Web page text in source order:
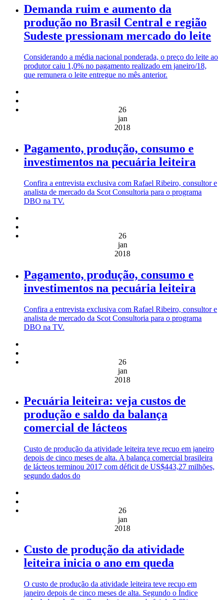
Demanda ruim e aumento da
produção no Brasil Central e região
Sudeste pressionam mercado do leite
Considerando a média nacional ponderada, o preço do leite ao
produtor caiu 1,0% no pagamento realizado em janeiro/18,
que remunera o leite entregue no mês anterior.
26
jan
2018
Pagamento, produção, consumo e
investimentos na pecuária leiteira
Confira a entrevista exclusiva com Rafael Ribeiro, consultor e
analista de mercado da Scot Consultoria para o programa
DBO na TV.
26
jan
2018
Pagamento, produção, consumo e
investimentos na pecuária leiteira
Confira a entrevista exclusiva com Rafael Ribeiro, consultor e
analista de mercado da Scot Consultoria para o programa
DBO na TV.
26
jan
2018
Pecuária leiteira: veja custos de
produção e saldo da balança
comercial de lácteos
Custo de produção da atividade leiteira teve recuo em janeiro
depois de cinco meses de alta. A balança comercial brasileira
de lácteos terminou 2017 com déficit de US$443,27 milhões,
segundo dados do
26
jan
2018
Custo de produção da atividade
leiteira inicia o ano em queda
O custo de produção da atividade leiteira teve recuo em
janeiro depois de cinco meses de alta. Segundo o Índice